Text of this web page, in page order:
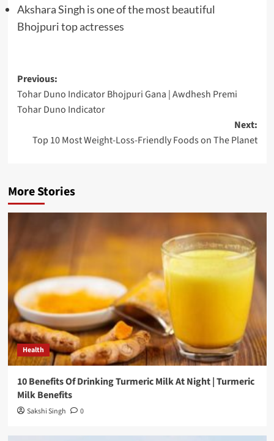
Akshara Singh is one of the most beautiful
Bhojpuri top actresses
Post
navigation
Previous:
Tohar Duno Indicator Bhojpuri Gana | Awdhesh Premi
Tohar Duno Indicator
Next:
Top 10 Most Weight-Loss-Friendly Foods on The Planet
More Stories
Health
10 Benefits Of Drinking Turmeric Milk At Night | Turmeric
Milk Benefits
Sakshi Singh 0